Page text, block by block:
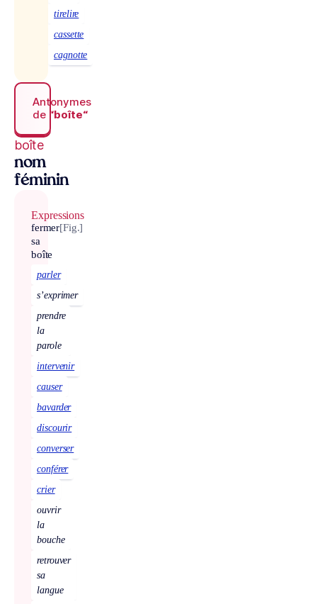
tirelire
cassette
cagnotte
Antonymes
de “boîte“
boîte
nom
féminin
Expressions
fermer
sa
boîte
[Fig.]
parler
s’exprimer
prendre
la
parole
intervenir
causer
bavarder
discourir
converser
conférer
crier
ouvrir
la
bouche
retrouver
sa
langue